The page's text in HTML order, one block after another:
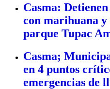
Casma:
con marihuana y
parque Tupac
Casma;
en 4 puntos
emergencias de